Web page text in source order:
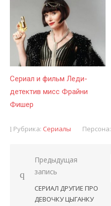
Сериал и фильм Леди-
детектив мисс Фрайни
Фишер
Рубрика: Сериалы Персона:
Навигация
записям
Предыдущая
запись
СЕРИАЛ ДРУГИЕ ПРО
ДЕВОЧКУ ЦЫГАНКУ